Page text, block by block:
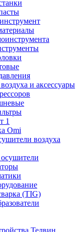
и аксессуары
1
Omi
воздуха
(TIG)
Телвин